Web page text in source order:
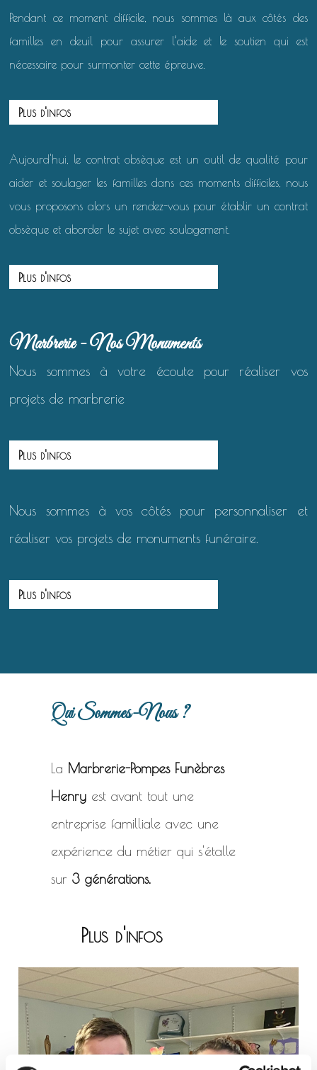
Pendant ce moment difficile, nous sommes là aux côtés des
familles en deuil pour assurer l’aide et le soutien qui est
nécessaire pour surmonter cette épreuve.
Plus d'infos
Aujourd'hui, le contrat obsèque est un outil de qualité pour
aider et soulager les familles dans ces moments difficiles, nous
vous proposons alors un rendez-vous pour établir un contrat
obsèque et aborder le sujet avec soulagement.
Plus d'infos
Marbrerie - Nos Monuments
Nous sommes à votre écoute pour réaliser vos
projets de marbrerie
Plus d'infos
Nous sommes à vos côtés pour personnaliser et
réaliser vos projets de monuments funéraire.
Plus d'infos
Qui Sommes-Nous ?
La Marbrerie-Pompes Funèbres
Henry est avant tout une
entreprise familliale avec une
expérience du métier qui s'étalle
sur 3 générations.
Plus d'infos